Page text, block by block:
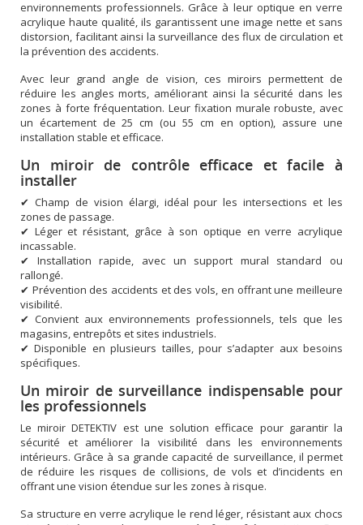
environnements professionnels. Grâce à leur optique en verre
acrylique haute qualité, ils garantissent une image nette et sans
distorsion, facilitant ainsi la surveillance des flux de circulation et
la prévention des accidents.
Avec leur grand angle de vision, ces miroirs permettent de
réduire les angles morts, améliorant ainsi la sécurité dans les
zones à forte fréquentation. Leur fixation murale robuste, avec
un écartement de 25 cm (ou 55 cm en option), assure une
installation stable et efficace.
Un miroir de contrôle efficace et facile à
installer
✔ Champ de vision élargi, idéal pour les intersections et les
zones de passage.
✔ Léger et résistant, grâce à son optique en verre acrylique
incassable.
✔ Installation rapide, avec un support mural standard ou
rallongé.
✔ Prévention des accidents et des vols, en offrant une meilleure
visibilité.
✔ Convient aux environnements professionnels, tels que les
magasins, entrepôts et sites industriels.
✔ Disponible en plusieurs tailles, pour s’adapter aux besoins
spécifiques.
Un miroir de surveillance indispensable pour
les professionnels
Le miroir DETEKTIV est une solution efficace pour garantir la
sécurité et améliorer la visibilité dans les environnements
intérieurs. Grâce à sa grande capacité de surveillance, il permet
de réduire les risques de collisions, de vols et d’incidents en
offrant une vision étendue sur les zones à risque.
Sa structure en verre acrylique le rend léger, résistant aux chocs